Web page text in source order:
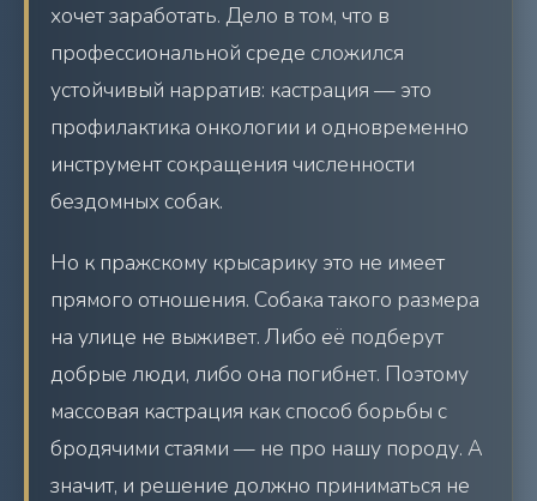
хочет заработать. Дело в том, что в
профессиональной среде сложился
устойчивый нарратив: кастрация — это
профилактика онкологии и одновременно
инструмент сокращения численности
бездомных собак.
Но к пражскому крысарику это не имеет
прямого отношения. Собака такого размера
на улице не выживет. Либо её подберут
добрые люди, либо она погибнет. Поэтому
массовая кастрация как способ борьбы с
бродячими стаями — не про нашу породу. А
значит, и решение должно приниматься не